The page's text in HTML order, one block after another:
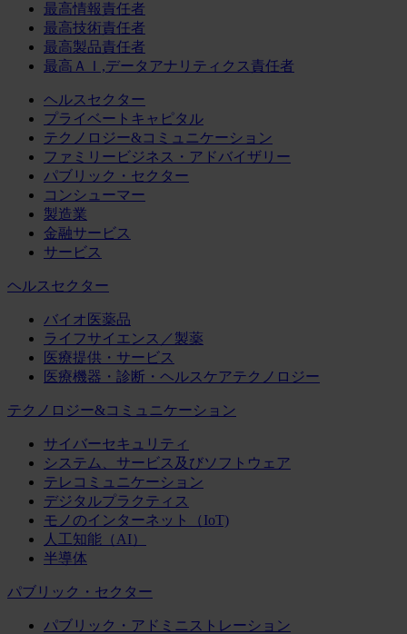
最高情報責任者
最高技術責任者
最高製品責任者
最高ＡＩ,データアナリティクス責任者
ヘルスセクター
プライベートキャピタル
テクノロジー&コミュニケーション
ファミリービジネス・アドバイザリー
パブリック・セクター
コンシューマー
製造業
金融サービス
サービス
ヘルスセクター
バイオ医薬品
ライフサイエンス／製薬
医療提供・サービス
医療機器・診断・ヘルスケアテクノロジー
テクノロジー&コミュニケーション
サイバーセキュリティ
システム、サービス及びソフトウェア
テレコミュニケーション
デジタルプラクティス
モノのインターネット（IoT)
人工知能（AI）
半導体
パブリック・セクター
パブリック・アドミニストレーション